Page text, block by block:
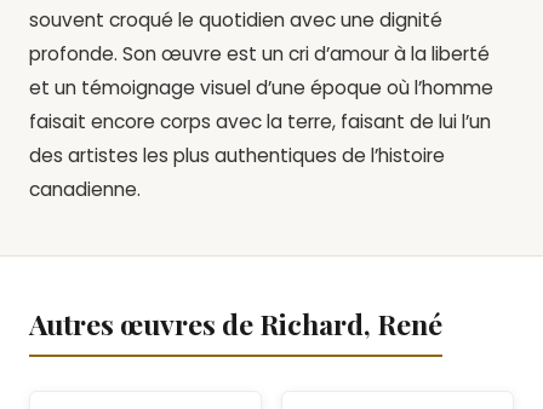
souvent croqué le quotidien avec une dignité
profonde. Son œuvre est un cri d’amour à la liberté
et un témoignage visuel d’une époque où l’homme
faisait encore corps avec la terre, faisant de lui l’un
des artistes les plus authentiques de l’histoire
canadienne.
Autres œuvres de Richard, René